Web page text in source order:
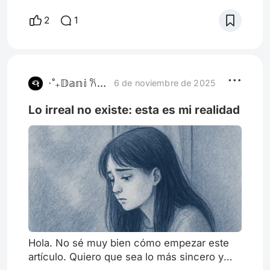
la imaginación, el género siempre nos
devuelve a la misma pregunta: ¿qué
una forma distinta. A veces, las películas
2 1
⋅˚₊𝔻𝕒𝕟𝕚 𐙚 𝕤𝕥𝕠𝕣𝕚𝕖𝕤‧₊˚ 6 de noviembre de 2025
Lo irreal no existe: esta es mi realidad
Hola. No sé muy bien cómo empezar este
artículo. Quiero que sea lo más sincero y